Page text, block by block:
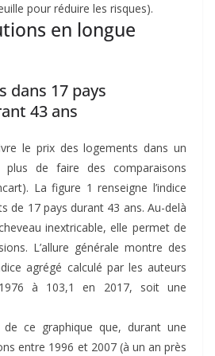
pour réduire les risques).
en longue
dans 17 pays
43 ans
le prix des logements dans un
plus de faire des comparaisons
La figure 1 renseigne l’indice
de 17 pays durant 43 ans. Au-delà
inextricable, elle permet de
L’allure générale montre des
agrégé calculé par les auteurs
à 103,1 en 2017, soit une
de ce graphique que, durant une
entre 1996 et 2007 (à un an près